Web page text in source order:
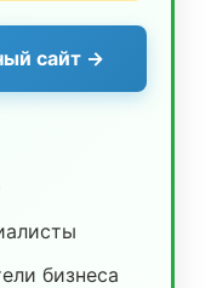
сайт →
бизнеса